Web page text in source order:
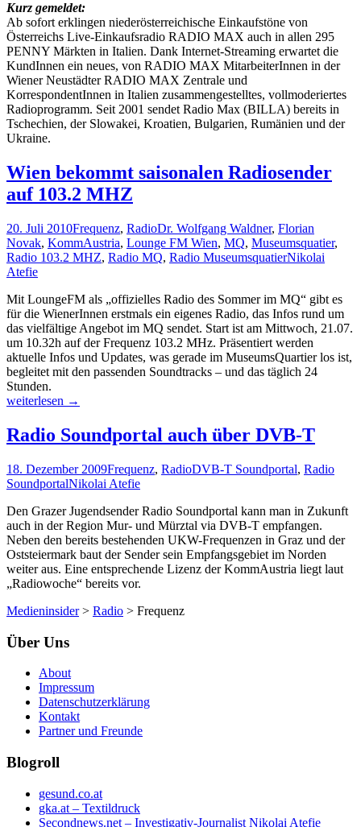
Kurz gemeldet:
Ab sofort erklingen niederösterreichische Einkaufstöne von
Österreichs Live-Einkaufsradio RADIO MAX auch in allen 295
PENNY Märkten in Italien. Dank Internet-Streaming erwartet die
KundInnen ein neues, von RADIO MAX MitarbeiterInnen in der
Wiener Neustädter RADIO MAX Zentrale und
KorrespondentInnen in Italien zusammengestelltes, vollmoderiertes
Radioprogramm. Seit 2001 sendet Radio Max (BILLA) bereits in
Tschechien, der Slowakei, Kroatien, Bulgarien, Rumänien und der
Ukraine.
Wien bekommt saisonalen Radiosender
auf 103.2 MHZ
20. Juli 2010Frequenz, RadioDr. Wolfgang Waldner, Florian
Novak, KommAustria, Lounge FM Wien, MQ, Museumsquatier,
Radio 103.2 MHZ, Radio MQ, Radio MuseumsquatierNikolai
Atefie
Mit LoungeFM als „offizielles Radio des Sommer im MQ“ gibt es
für die WienerInnen erstmals ein eigenes Radio, das Infos rund um
das vielfältige Angebot im MQ sendet. Start ist am Mittwoch, 21.07.
um 10.32h auf der Frequenz 103.2 MHz. Präsentiert werden
aktuelle Infos und Updates, was gerade im MuseumsQuartier los ist,
begleitet mit den passenden Soundtracks – und das täglich 24
Stunden.
Wien
saisonalen
Radiosender
103.2
MHZ
weiterlesen →
Radio Soundportal auch über DVB-T
18. Dezember 2009Frequenz, RadioDVB-T Soundportal, Radio
SoundportalNikolai Atefie
Den Grazer Jugendsender Radio Soundportal kann man in Zukunft
auch in der Region Mur- und Mürztal via DVB-T empfangen.
Neben den bereits bestehenden UKW-Frequenzen in Graz und der
Oststeiermark baut der Sender sein Empfangsgebiet im Norden
weiter aus. Eine entsprechende Lizenz der KommAustria liegt laut
„Radiowoche“ bereits vor.
Medieninsider> Radio > Frequenz
Über Uns
About
Impressum
Datenschutzerklärung
Kontakt
Partner und Freunde
Blogroll
gesund.co.at
gka.at – Textildruck
Secondnews.net – Investigativ-Journalist Nikolai Atefie